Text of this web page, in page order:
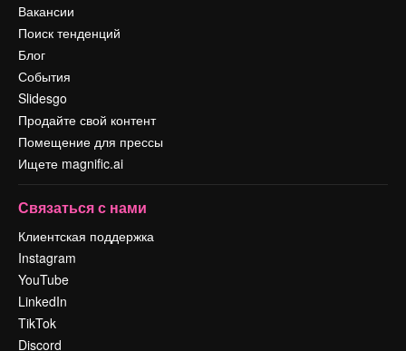
Вакансии
Поиск тенденций
Блог
События
Slidesgo
Продайте свой контент
Помещение для прессы
Ищете magnific.ai
Связаться с нами
Клиентская поддержка
Instagram
YouTube
LinkedIn
TikTok
Discord